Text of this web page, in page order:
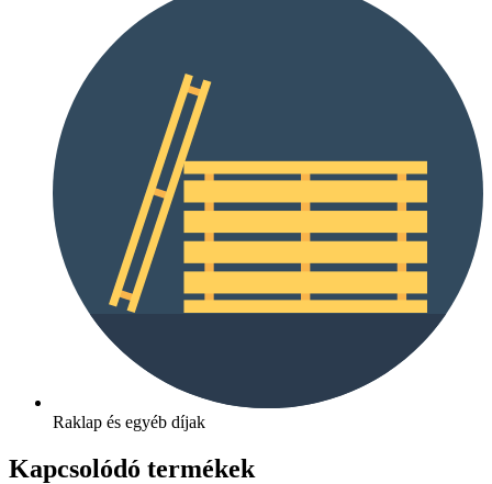
Raklap és egyéb díjak
Kapcsolódó termékek